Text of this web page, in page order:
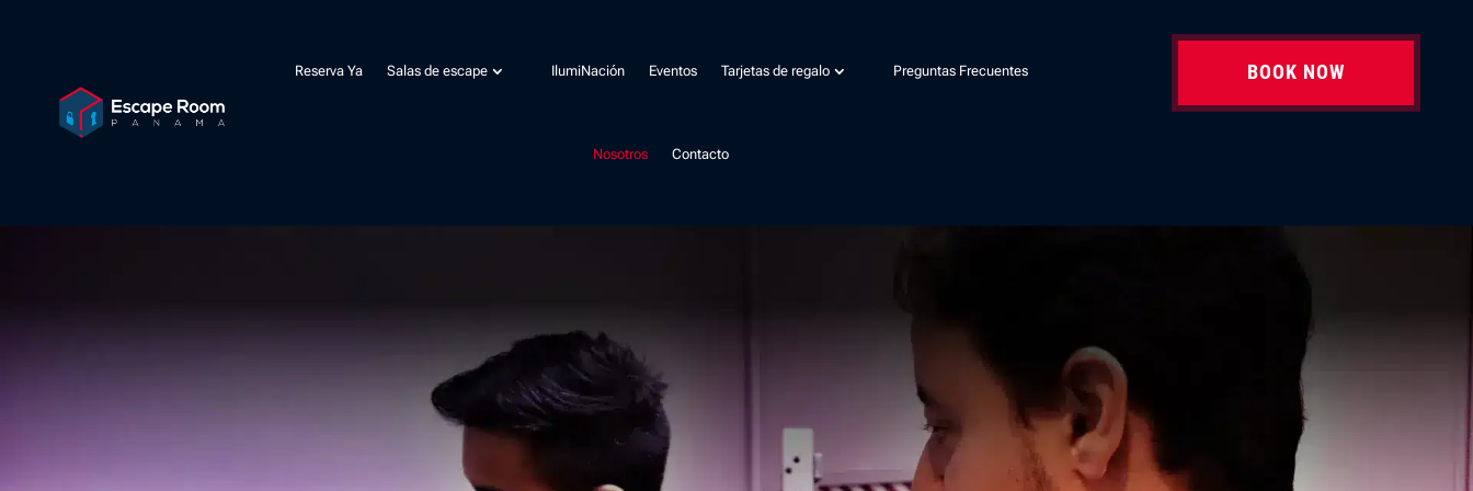
Reserva Ya Salas de escape IlumiNación Eventos Tarjetas de regalo Preguntas Frecuentes
Nosotros Contacto
BOOK NOW